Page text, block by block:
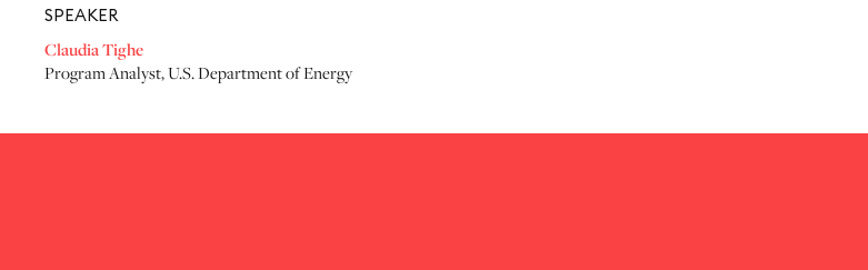
SPEAKER
Claudia Tighe
Program Analyst,U.S. Department of Energy